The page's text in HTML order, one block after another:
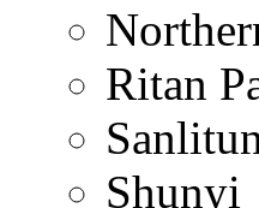
Ritan
Shunyi